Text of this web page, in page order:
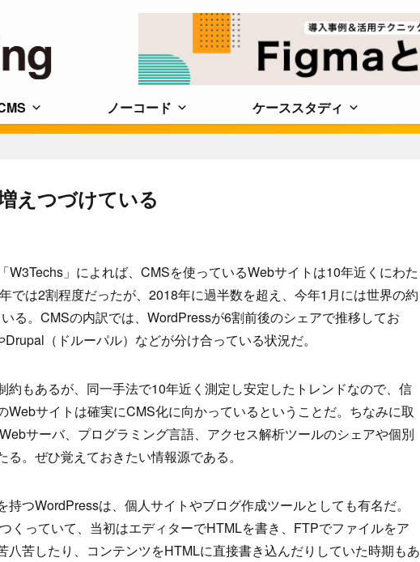
ノーコード ケーススタディ
えつづけている
W3Techs」によれば、CMSを使っているWebサイトは10年近くにわた
では2割程度だったが、2018年に過半数を超え、今年1月には世界の約
る。CMSの内訳では、WordPressが6割前後のシェアで推移してお
（ドルーパル）などが分け合っている状況だ。
約もあるが、同一手法で10年近く測定し安定したトレンドなので、信
Webサイトは確実にCMS化に向かっているということだ。ちなみに取
サーバ、プログラミング言語、アクセス解析ツールのシェアや個別
。ぜひ覚えておきたい情報源である。
つWordPressは、個人サイトやブログ作成ツールとしても有名だ。
くっていて、当初はエディターでHTMLを書き、FTPでファイルをア
八苦したり、コンテンツをHTMLに直接書き込んだりしていた時期もあ